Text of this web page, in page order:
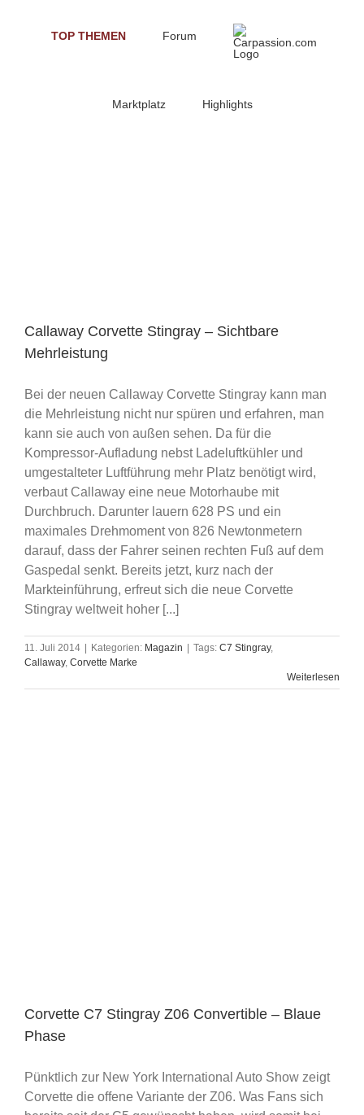
TOP THEMEN Forum
Marktplatz Highlights
Callaway Corvette Stingray – Sichtbare
Mehrleistung
Bei der neuen Callaway Corvette Stingray kann man
die Mehrleistung nicht nur spüren und erfahren, man
kann sie auch von außen sehen. Da für die
Kompressor-Aufladung nebst Ladeluftkühler und
umgestalteter Luftführung mehr Platz benötigt wird,
verbaut Callaway eine neue Motorhaube mit
Durchbruch. Darunter lauern 628 PS und ein
maximales Drehmoment von 826 Newtonmetern
darauf, dass der Fahrer seinen rechten Fuß auf dem
Gaspedal senkt. Bereits jetzt, kurz nach der
Markteinführung, erfreut sich die neue Corvette
Stingray weltweit hoher [...]
11. Juli 2014 Kategorien: Magazin Tags: C7 Stingray,
Callaway, Corvette Marke
Weiterlesen
Corvette C7 Stingray Z06 Convertible – Blaue
Phase
Pünktlich zur New York International Auto Show zeigt
Corvette die offene Variante der Z06. Was Fans sich